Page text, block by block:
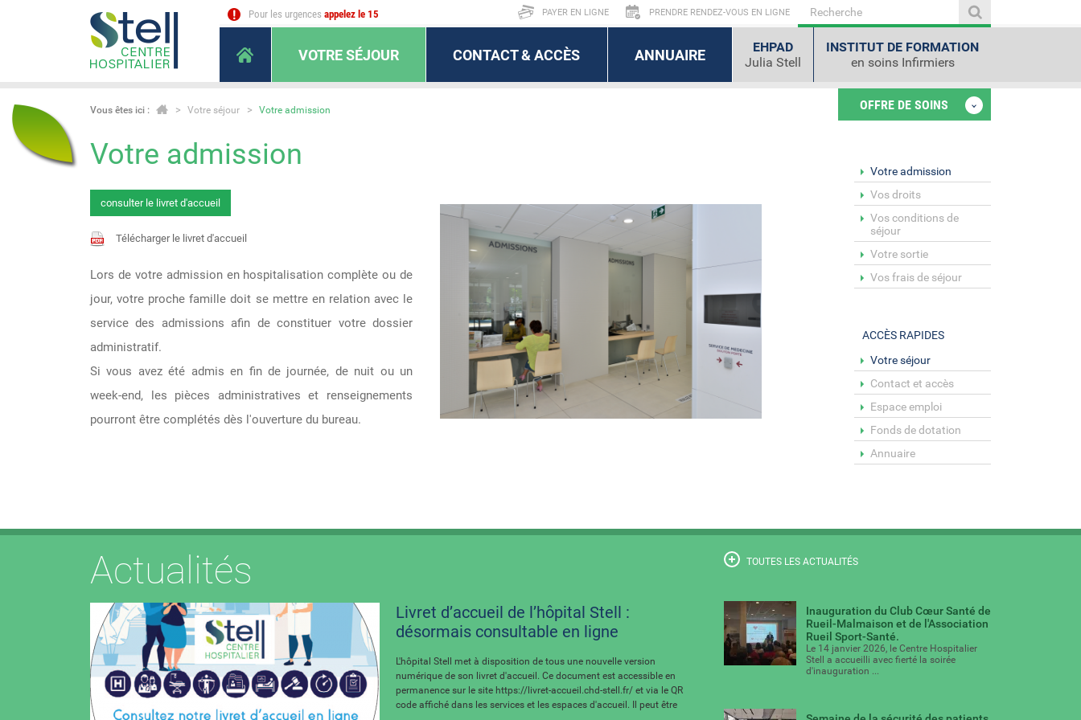
Pour les urgences appelez le 15 PAYER EN LIGNE PRENDRE RENDEZ-VOUS EN LIGNE
VOTRE SÉJOUR CONTACT & ACCÈS ANNUAIRE
EHPAD
Julia Stell
INSTITUT DE FORMATION
en soins Infirmiers
OFFRE DE SOINS
Vous êtes ici : Votre séjour Votre admission
Votre admission
consulter le livret d'accueil
Télécharger le livret d'accueil
Lors de votre admission en hospitalisation complète ou de
jour, votre proche famille doit se mettre en relation avec le
service des admissions afin de constituer votre dossier
administratif.
Si vous avez été admis en fin de journée, de nuit ou un
week-end, les pièces administratives et renseignements
pourront être complétés dès l'ouverture du bureau.
Votre admission
Vos droits
Vos conditions de
séjour
Votre sortie
Vos frais de séjour
ACCÈS RAPIDES
Votre séjour
Contact et accès
Espace emploi
Fonds de dotation
Annuaire
Actualités
Livret d’accueil de l’hôpital Stell :
désormais consultable en ligne
L'hôpital Stell met à disposition de tous une nouvelle version
numérique de son livret d'accueil. Ce document est accessible en
permanence sur le site https://livret-accueil.chd-stell.fr/ et via le QR
code affiché dans les services et les espaces d'accueil. Il peut être
TOUTES LES ACTUALITÉS
Inauguration du Club Cœur Santé de
Rueil-Malmaison et de l'Association
Rueil Sport-Santé.
Le 14 janvier 2026, le Centre Hospitalier
Stell a accueilli avec fierté la soirée
d'inauguration ...